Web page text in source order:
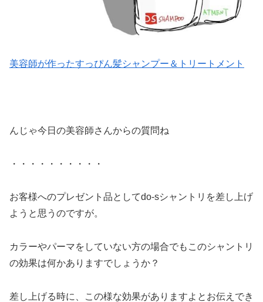
美容師が作ったすっぴん髪シャンプー＆トリートメント
んじゃ今日の美容師さんからの質問ね
・・・・・・・・・・
お客様へのプレゼント品としてdo-sシャントリを差し上げ
ようと思うのですが。
カラーやパーマをしていない方の場合でもこのシャントリ
の効果は何かありますでしょうか？
差し上げる時に、この様な効果がありますよとお伝えでき